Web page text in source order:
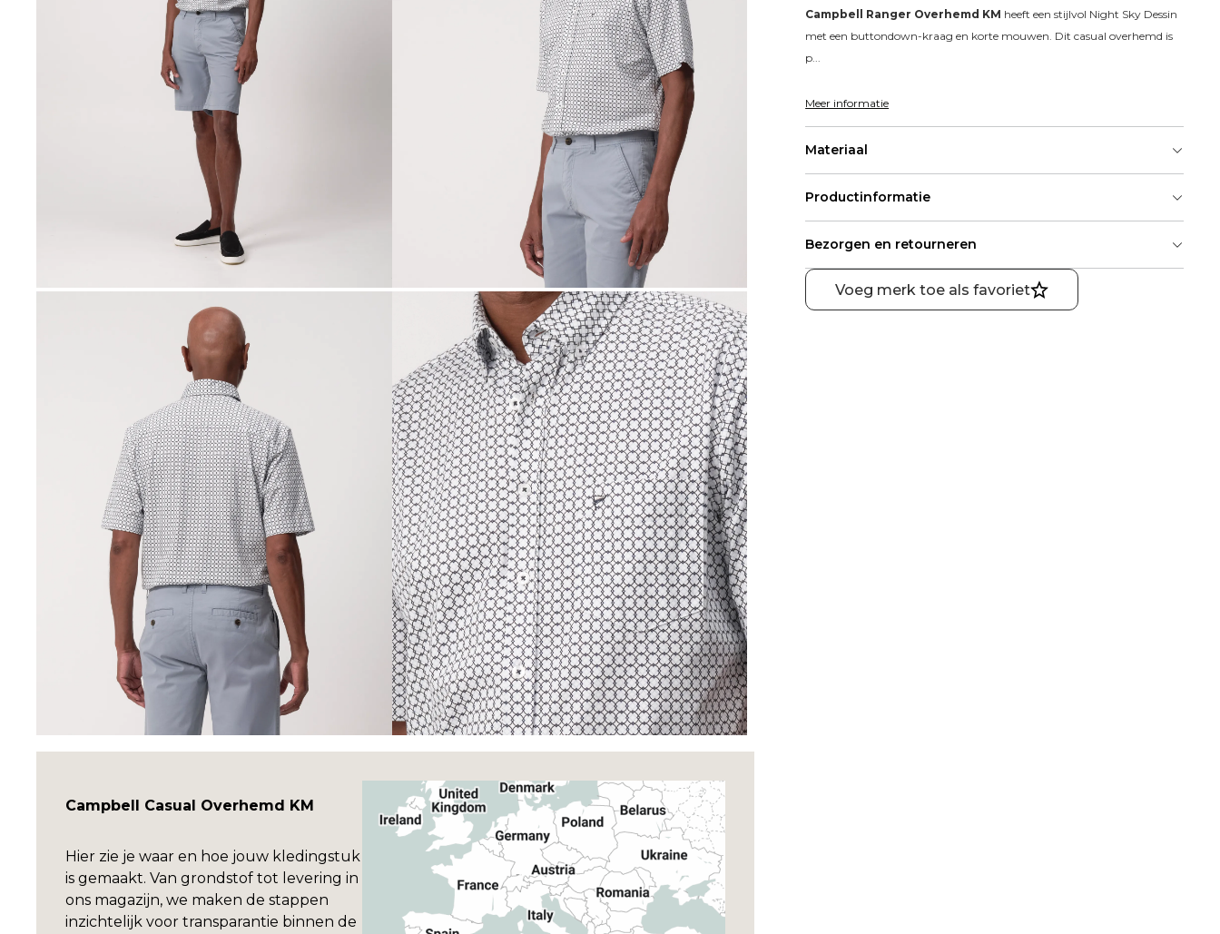
Campbell Casual Overhemd KM
Hier zie je waar en hoe jouw kledingstuk
is gemaakt. Van grondstof tot levering in
ons magazijn, we maken de stappen
inzichtelijk voor transparantie binnen de
Campbell Ranger Overhemd KM heeft een stijlvol Night Sky Dessin
met een buttondown-kraag en korte mouwen. Dit casual overhemd is
p...
Meer informatie
Materiaal
Productinformatie
Bezorgen en retourneren
Voeg merk toe als favoriet